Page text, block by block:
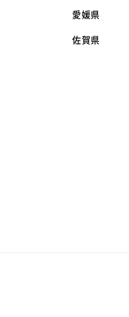
愛媛県
佐賀県